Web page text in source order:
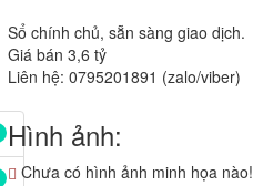
Sổ chính chủ, sẵn sàng giao dịch.
Giá bán 3,6 tỷ
Liên hệ: 0795201891 (zalo/viber)
Hình ảnh:
Chưa có hình ảnh minh họa nào!